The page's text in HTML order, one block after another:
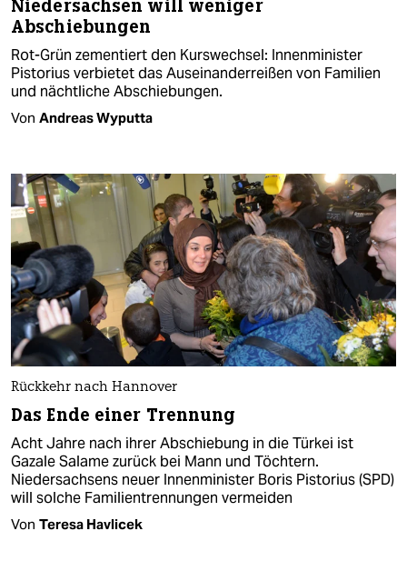
Niedersachsen will weniger
Abschiebungen
Rot-Grün zementiert den Kurswechsel: Innenminister
Pistorius verbietet das Auseinanderreißen von Familien
und nächtliche Abschiebungen.
Von Andreas Wyputta
Rückkehr nach Hannover
Das Ende einer Trennung
Acht Jahre nach ihrer Abschiebung in die Türkei ist
Gazale Salame zurück bei Mann und Töchtern.
Niedersachsens neuer Innenminister Boris Pistorius (SPD)
will solche Familientrennungen vermeiden
Von Teresa Havlicek